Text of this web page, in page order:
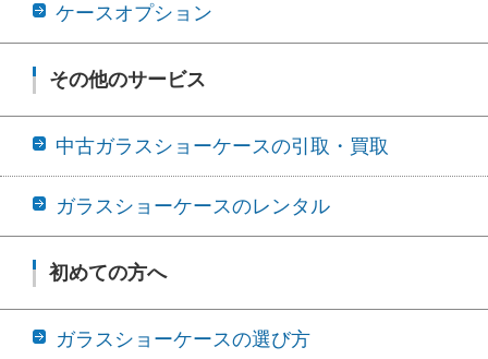
ケースオプション
その他のサービス
中古ガラスショーケースの引取・買取
ガラスショーケースのレンタル
初めての方へ
ガラスショーケースの選び方